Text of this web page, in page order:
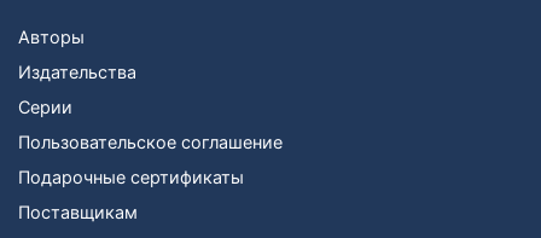
Авторы
Издательства
Серии
Пользовательское соглашение
Подарочные сертификаты
Поставщикам